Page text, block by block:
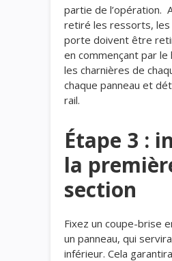
partie de l’opération.
retiré les ressorts, les
porte doivent être
en commençant par le
les charnières de
chaque panneau et
rail.
Étape 3 :
la
section
Fixez un coupe-brise
un panneau, qui
inférieur. Cela